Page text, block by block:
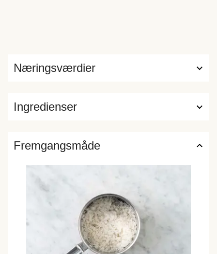
Ingredienser
Næringsværdier
Fremgangsmåde